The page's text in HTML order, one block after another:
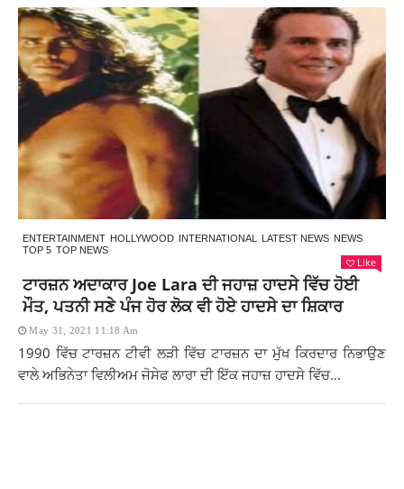
ENTERTAINMENT HOLLYWOOD INTERNATIONAL LATEST NEWS NEWS
TOP 5 TOP NEWS
Like
ਟਾਰਜ਼ਨ ਅਦਾਕਾਰ Joe Lara ਦੀ ਜਹਾਜ਼ ਹਾਦਸੇ ਵਿੱਚ ਹੋਈ
ਮੌਤ, ਪਤਨੀ ਸਣੇ ਪੰਜ ਹੋਰ ਲੋਕ ਵੀ ਹੋਏ ਹਾਦਸੇ ਦਾ ਸ਼ਿਕਾਰ
May 31, 2021 11:18 Am
1990 ਵਿੱਚ ਟਾਰਜ਼ਨ ਟੀਵੀ ਲੜੀ ਵਿੱਚ ਟਾਰਜ਼ਨ ਦਾ ਮੁੱਖ ਕਿਰਦਾਰ ਨਿਭਾਉਣ
ਵਾਲੇ ਅਭਿਨੇਤਾ ਵਿਲੀਅਮ ਜੋਸੇਫ ਲਾਰਾ ਦੀ ਇੱਕ ਜਹਾਜ਼ ਹਾਦਸੇ ਵਿੱਚ...